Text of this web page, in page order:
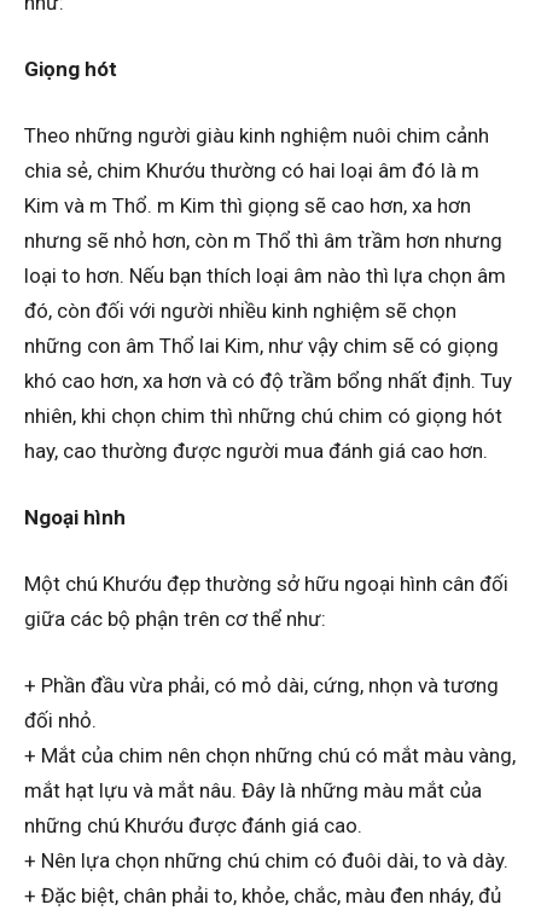
Giọng hót
Theo những người giàu kinh nghiệm nuôi chim cảnh
chia sẻ, chim Khướu thường có hai loại âm đó là m
Kim và m Thổ. m Kim thì giọng sẽ cao hơn, xa hơn
nhưng sẽ nhỏ hơn, còn m Thổ thì âm trầm hơn nhưng
loại to hơn. Nếu bạn thích loại âm nào thì lựa chọn âm
đó, còn đối với người nhiều kinh nghiệm sẽ chọn
những con âm Thổ lai Kim, như vậy chim sẽ có giọng
khó cao hơn, xa hơn và có độ trầm bổng nhất định. Tuy
nhiên, khi chọn chim thì những chú chim có giọng hót
hay, cao thường được người mua đánh giá cao hơn.
Ngoại hình
Một chú Khướu đẹp thường sở hữu ngoại hình cân đối
giữa các bộ phận trên cơ thể như:
+ Phần đầu vừa phải, có mỏ dài, cứng, nhọn và tương
đối nhỏ.
+ Mắt của chim nên chọn những chú có mắt màu vàng,
mắt hạt lựu và mắt nâu. Đây là những màu mắt của
những chú Khướu được đánh giá cao.
+ Nên lựa chọn những chú chim có đuôi dài, to và dày.
+ Đặc biệt, chân phải to, khỏe, chắc, màu đen nháy, đủ